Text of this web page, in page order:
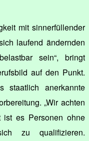
mit sinnerfüllender
laufend ändernden
sein“, bringt
auf den Punkt.
staatlich anerkannte
„Wir achten
ist es Personen ohne
zu qualifizieren.